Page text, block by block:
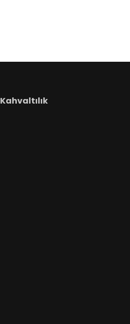
Kahvaltılık